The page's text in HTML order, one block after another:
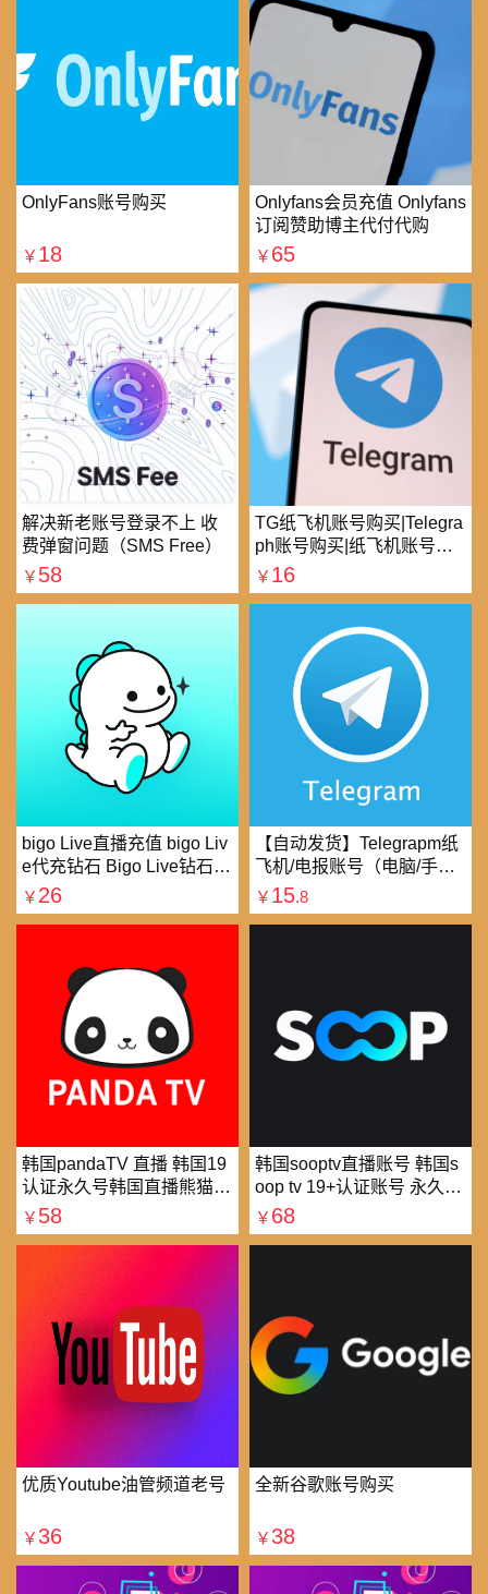
OnlyFans账号购买
￥ 18
Onlyfans会员充值 Onlyfans
订阅赞助博主代付代购
￥ 65
解决新老账号登录不上 收
费弹窗问题（SMS Free）
￥ 58
TG纸飞机账号购买|Telegra
ph账号购买|纸飞机账号购
买|电报账号购买
￥ 16
bigo Live直播充值 bigo Liv
e代充钻石 Bigo Live钻石充
值直播礼物钻石代充
￥ 26
【自动发货】Telegrapm纸
飞机/电报账号（电脑/手机
均可以登录）
￥ 15.8
韩国pandaTV 直播 韩国19
认证永久号韩国直播熊猫tv
可改密 一人一号
￥ 58
韩国sooptv直播账号 韩国s
oop tv 19+认证账号 永久使
用
￥ 68
优质Youtube油管频道老号
￥ 36
全新谷歌账号购买
￥ 38